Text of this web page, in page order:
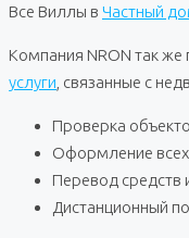
Все Виллы в Частный
Компания NRON так же
услуги , связанные с
Проверка
Оформление
Перевод средств
Дистанционный